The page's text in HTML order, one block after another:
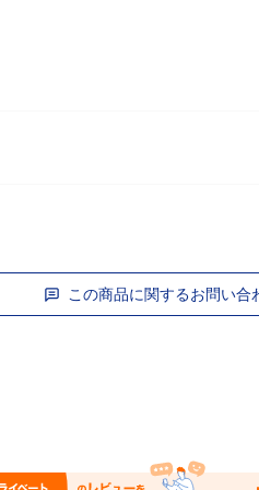
この商品に関するお問い合